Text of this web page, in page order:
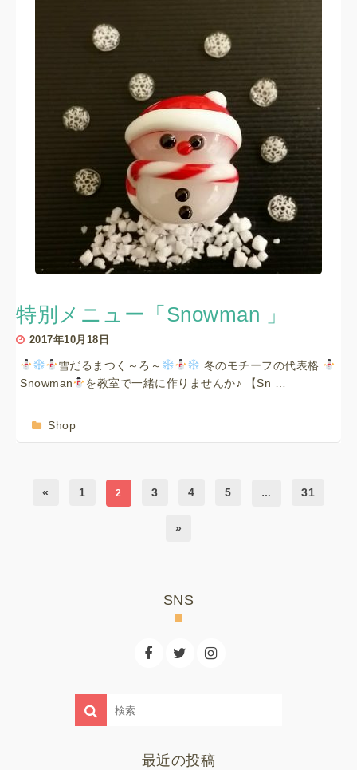
特別メニュー「Snowman 」
2017年10月18日
雪だるまつく～ろ～
冬のモチーフの代表格
Snowman
を教室で一緒に作りませんか♪ 【Sn …
Shop
« 1 2 3 4 5 … 31
»
SNS
最近の投稿